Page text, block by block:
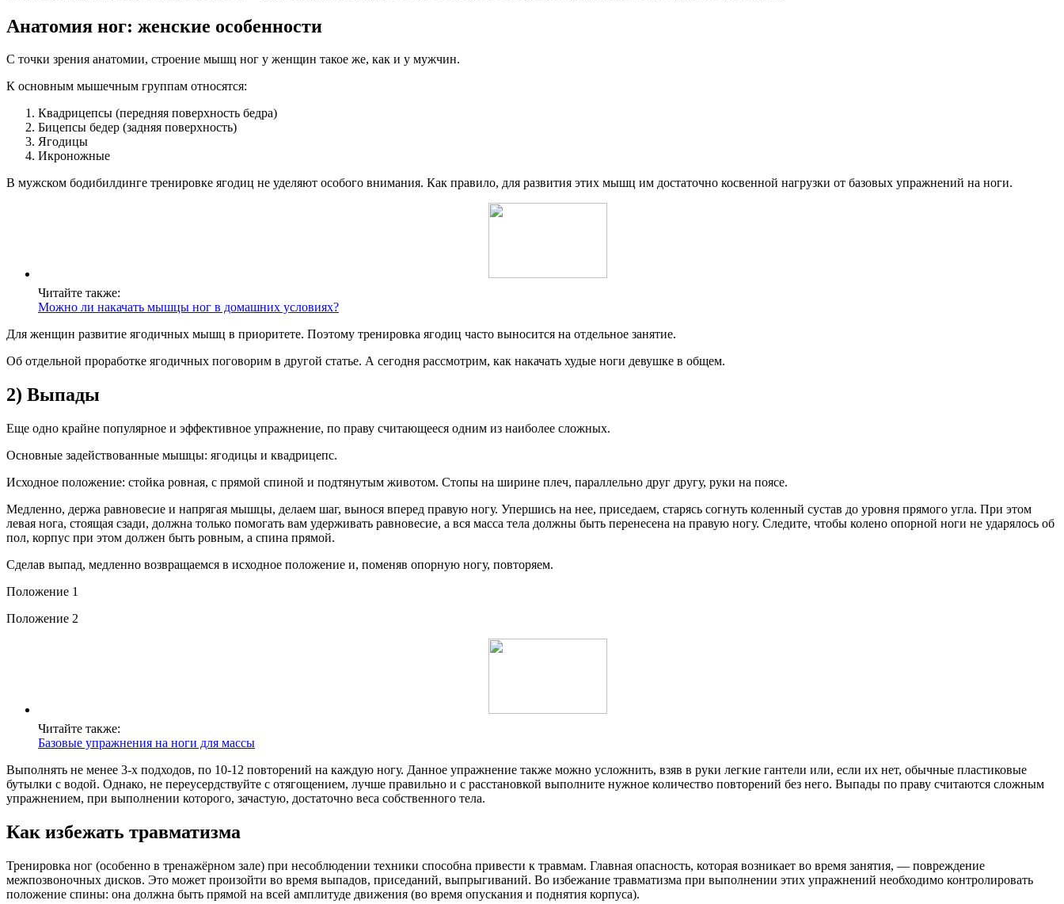
Анатомия ног: женские особенности
С точки зрения анатомии, строение мышц ног у женщин такое же, как и у мужчин.
К основным мышечным группам относятся:
Квадрицепсы (передняя поверхность бедра)
Бицепсы бедер (задняя поверхность)
Ягодицы
Икроножные
В мужском бодибилдинге тренировке ягодиц не уделяют особого внимания. Как правило, для развития этих мышц им достаточно косвенной нагрузки от базовых упражнений на ноги.
Читайте также:
Можно ли накачать мышцы ног в домашних условиях?
Для женщин развитие ягодичных мышц в приоритете. Поэтому тренировка ягодиц часто выносится на отдельное занятие.
Об отдельной проработке ягодичных поговорим в другой статье. А сегодня рассмотрим, как накачать худые ноги девушке в общем.
2) Выпады
Еще одно крайне популярное и эффективное упражнение, по праву считающееся одним из наиболее сложных.
Основные задействованные мышцы: ягодицы и квадрицепс.
Исходное положение: стойка ровная, с прямой спиной и подтянутым животом. Стопы на ширине плеч, параллельно друг другу, руки на поясе.
Медленно, держа равновесие и напрягая мышцы, делаем шаг, вынося вперед правую ногу. Упершись на нее, приседаем, старясь согнуть коленный сустав до уровня прямого угла. При этом
левая нога, стоящая сзади, должна только помогать вам удерживать равновесие, а вся масса тела должны быть перенесена на правую ногу. Следите, чтобы колено опорной ноги не ударялось об
пол, корпус при этом должен быть ровным, а спина прямой.
Сделав выпад, медленно возвращаемся в исходное положение и, поменяв опорную ногу, повторяем.
Положение 1
Положение 2
Читайте также:
Базовые упражнения на ноги для массы
Выполнять не менее 3-х подходов, по 10-12 повторений на каждую ногу. Данное упражнение также можно усложнить, взяв в руки легкие гантели или, если их нет, обычные пластиковые
бутылки с водой. Однако, не переусердствуйте с отягощением, лучше правильно и с расстановкой выполните нужное количество повторений без него. Выпады по праву считаются сложным
упражнением, при выполнении которого, зачастую, достаточно веса собственного тела.
Как избежать травматизма
Тренировка ног (особенно в тренажёрном зале) при несоблюдении техники способна привести к травмам. Главная опасность, которая возникает во время занятия, — повреждение
межпозвоночных дисков. Это может произойти во время выпадов, приседаний, выпрыгиваний. Во избежание травматизма при выполнении этих упражнений необходимо контролировать
положение спины: она должна быть прямой на всей амплитуде движения (во время опускания и поднятия корпуса).